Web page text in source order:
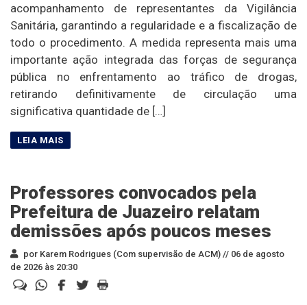
acompanhamento de representantes da Vigilância
Sanitária, garantindo a regularidade e a fiscalização de
todo o procedimento. A medida representa mais uma
importante ação integrada das forças de segurança
pública no enfrentamento ao tráfico de drogas,
retirando definitivamente de circulação uma
significativa quantidade de […]
Professores convocados pela
Prefeitura de Juazeiro relatam
demissões após poucos meses
por Karem Rodrigues (Com supervisão de ACM) // 06 de agosto
de 2026 às 20:30